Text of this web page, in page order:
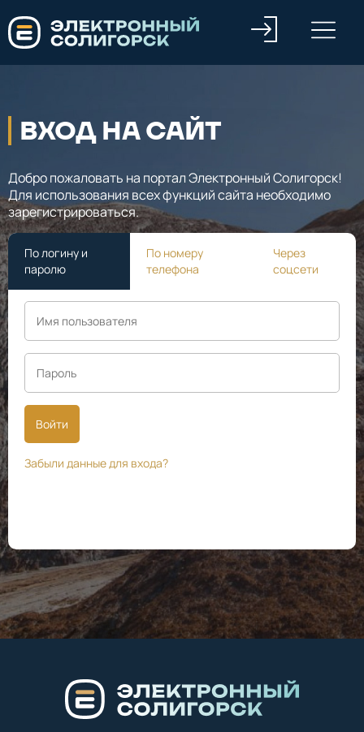
ВХОД НА САЙТ
Добро пожаловать на портал Электронный Солигорск!
Для использования всех функций сайта необходимо
зарегистрироваться.
По логину и
паролю
По номеру
телефона
Через
соцсети
Войти
Забыли данные для входа?